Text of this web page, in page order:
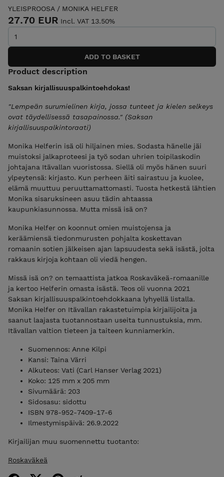
YLEISPROOSA / MONIKA HELFER
27.70 EUR Incl. VAT 13.50%
Product description
Saksan kirjallisuuspalkintoehdokas!
"Lempeän surumielinen kirja, jossa tunteet ja kielen selkeys
ovat täydellisessä tasapainossa." (Saksan
kirjallisuuspalkintoraati)
Monika Helferin isä oli hiljainen mies. Sodasta hänelle jäi
muistoksi jalkaproteesi ja työ sodan uhrien toipilaskodin
johtajana Itävallan vuoristossa. Siellä oli myös hänen suuri
ylpeytensä: kirjasto. Kun perheen äiti sairastuu ja kuolee,
elämä muuttuu peruuttamattomasti. Tuosta hetkestä lähtien
Monika sisaruksineen asuu tädin ahtaassa
kaupunkiasunnossa. Mutta missä isä on?
Monika Helfer on koonnut omien muistojensa ja
keräämiensä tiedonmurusten pohjalta koskettavan
romaanin sotien jälkeisen ajan lapsuudesta sekä isästä, jolta
rakkaus kirjoja kohtaan oli viedä hengen.
Missä isä on? on temaattista jatkoa Roskaväkeä-romaanille
ja kertoo Helferin omasta isästä. Teos oli vuonna 2021
Saksan kirjallisuuspalkintoehdokkaana lyhyellä listalla.
Monika Helfer on Itävallan rakastetuimpia kirjailijoita ja
saanut laajasta tuotannostaan useita tunnustuksia, mm.
Itävallan valtion tieteen ja taiteen kunniamerkin.
Suomennos: Anne Kilpi
Kansi: Taina Värri
Alkuteos: Vati (Carl Hanser Verlag 2021)
Koko: 125 mm x 205 mm
Sivumäärä: 203
Sidosasu: sidottu
ISBN 978-952-7409-17-6
Ilmestymispäivä: 26.9.2022
Kirjailijan muu suomennettu tuotanto:
Roskaväkeä